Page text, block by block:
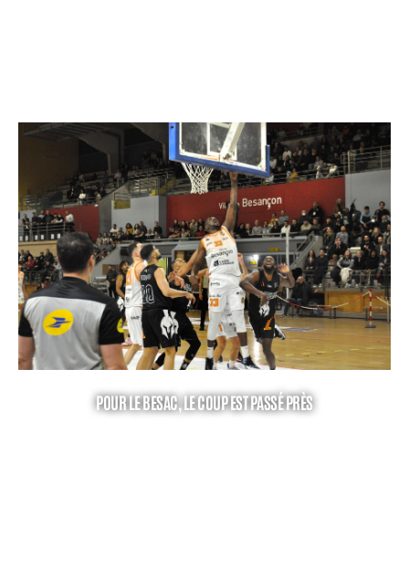
POUR LE BESAC, LE COUP EST PASSÉ PRÈS